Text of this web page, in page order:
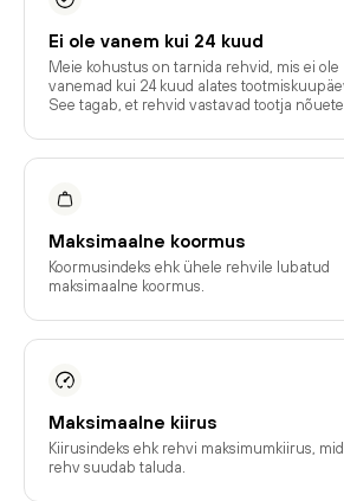
Ei ole vanem kui 24 kuud
Meie kohustus on tarnida rehvid, mis ei ole
vanemad kui 24 kuud alates
See tagab, et rehvid vastavad tootja
Maksimaalne koormus
Koormusindeks ehk ühele rehvile lubatud
maksimaalne koormus.
Maksimaalne kiirus
Kiirusindeks ehk rehvi maksimumkiirus,
rehv suudab taluda.